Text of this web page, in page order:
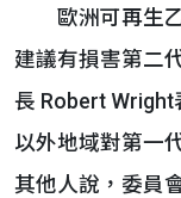
歐洲可再生乙
建議有損害第二
長 Robert Wright
以外地域對第一
其他人說，委員